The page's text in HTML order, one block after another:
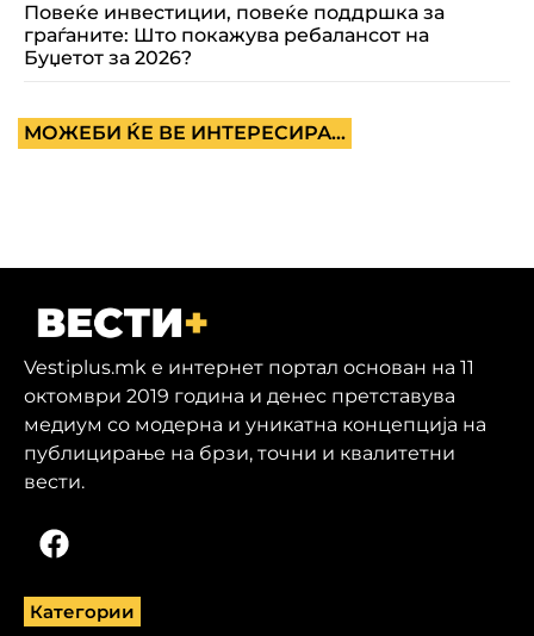
Повеќе инвестиции, повеќе поддршка за
граѓаните: Што покажува ребалансот на
Буџетот за 2026?
МОЖЕБИ ЌЕ ВЕ ИНТЕРЕСИРА...
Vestiplus.mk е интернет портал основан на 11
октомври 2019 година и денес претставува
медиум со модерна и уникатна концепција на
публицирање на брзи, точни и квалитетни
вести.
Категории